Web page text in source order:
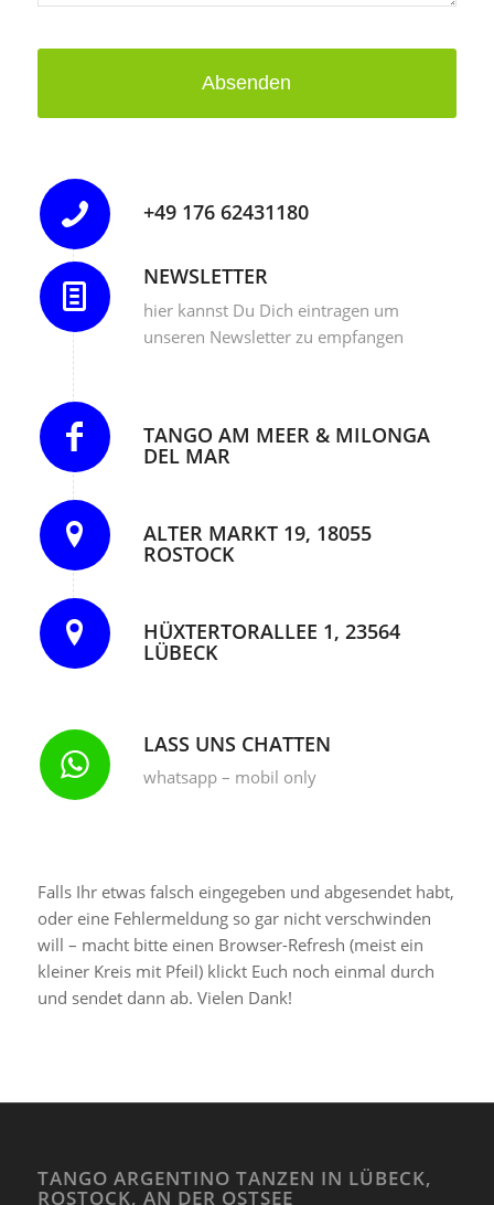
Absenden
+49 176 62431180
NEWSLETTER
hier kannst Du Dich eintragen um
unseren Newsletter zu empfangen
TANGO AM MEER & MILONGA
DEL MAR
ALTER MARKT 19, 18055
ROSTOCK
HÜXTERTORALLEE 1, 23564
LÜBECK
LASS UNS CHATTEN
whatsapp – mobil only
Falls Ihr etwas falsch eingegeben und abgesendet habt,
oder eine Fehlermeldung so gar nicht verschwinden
will – macht bitte einen Browser-Refresh (meist ein
kleiner Kreis mit Pfeil) klickt Euch noch einmal durch
und sendet dann ab. Vielen Dank!
TANGO ARGENTINO TANZEN IN LÜBECK,
ROSTOCK, AN DER OSTSEE